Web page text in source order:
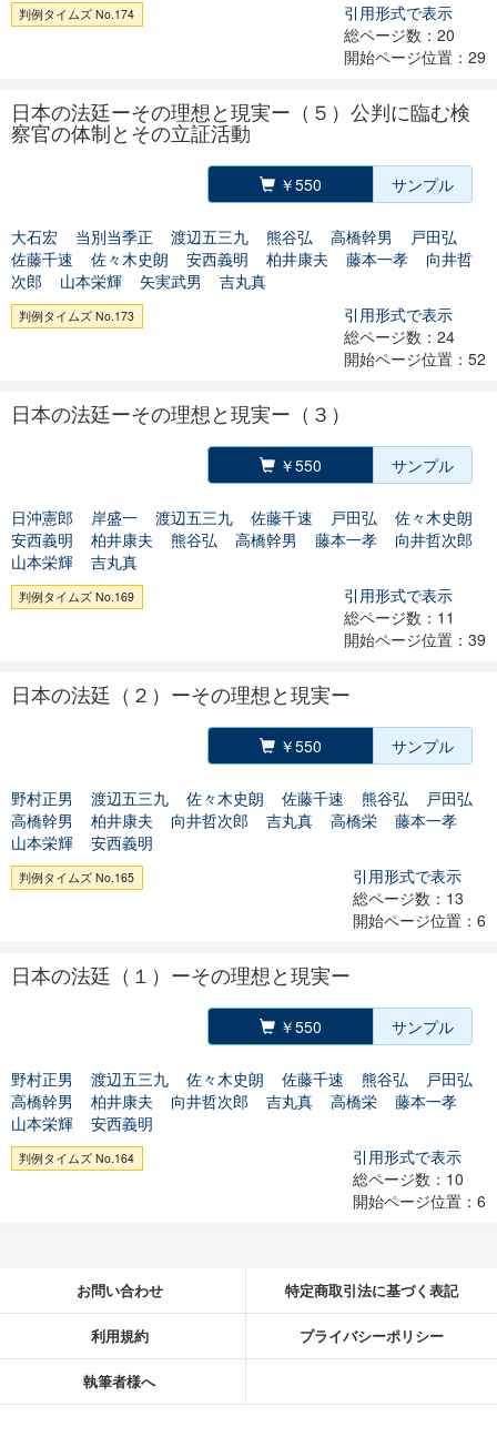
判例タイムズ No.174
引用形式で表示
総ページ数：20
開始ページ位置：29
日本の法廷ーその理想と現実ー（５）公判に臨む検
察官の体制とその立証活動
￥550 サンプル
大石宏 当別当季正 渡辺五三九 熊谷弘 高橋幹男
戸田弘
佐藤千速
佐々木史朗 安西義明 柏井康夫 藤本一孝
向井哲
次郎
山本栄輝 矢実武男 吉丸真
判例タイムズ No.173
引用形式で表示
総ページ数：24
開始ページ位置：52
日本の法廷ーその理想と現実ー（３）
￥550 サンプル
日沖憲郎 岸盛一 渡辺五三九 佐藤千速 戸田弘
佐々木史朗
安西義明
柏井康夫 熊谷弘 高橋幹男 藤本一孝
向井哲次郎
山本栄輝
吉丸真
判例タイムズ No.169
引用形式で表示
総ページ数：11
開始ページ位置：39
日本の法廷（２）ーその理想と現実ー
￥550 サンプル
野村正男 渡辺五三九 佐々木史朗 佐藤千速 熊谷弘
戸田弘
高橋幹男
柏井康夫 向井哲次郎 吉丸真 高橋栄
藤本一孝
山本栄輝
安西義明
判例タイムズ No.165
引用形式で表示
総ページ数：13
開始ページ位置：6
日本の法廷（１）ーその理想と現実ー
￥550 サンプル
野村正男 渡辺五三九 佐々木史朗 佐藤千速 熊谷弘
戸田弘
高橋幹男
柏井康夫 向井哲次郎 吉丸真 高橋栄
藤本一孝
山本栄輝
安西義明
判例タイムズ No.164
引用形式で表示
総ページ数：10
開始ページ位置：6
お問い合わせ 特定商取引法に基づく表記
利用規約 プライバシーポリシー
執筆者様へ